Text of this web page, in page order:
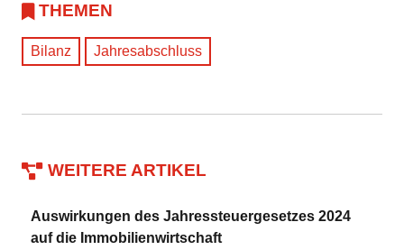
THEMEN
Bilanz Jahresabschluss
WEITERE ARTIKEL
Auswirkungen des Jahressteuergesetzes 2024
auf die Immobilienwirtschaft